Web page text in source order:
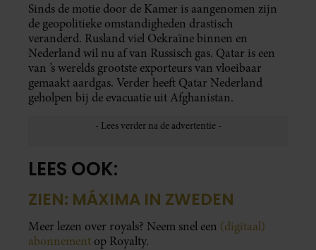
Sinds de motie door de Kamer is aangenomen zijn
de geopolitieke omstandigheden drastisch
veranderd. Rusland viel Oekraïne binnen en
Nederland wil nu af van Russisch gas. Qatar is een
van ’s werelds grootste exporteurs van vloeibaar
gemaakt aardgas. Verder heeft Qatar Nederland
geholpen bij de evacuatie uit Afghanistan.
LEES OOK:
ZIEN: MÁXIMA IN ZWEDEN
Meer lezen over royals? Neem snel een (digitaal)
abonnement op Royalty.